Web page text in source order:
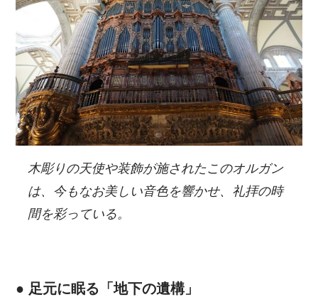
木彫りの天使や装飾が施されたこのオルガン
は、今もなお美しい音色を響かせ、礼拝の時
間を彩っている。
● 足元に眠る「地下の遺構」